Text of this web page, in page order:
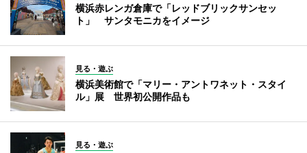
横浜赤レンガ倉庫で「レッドブリックサンセッ
ト」 サンタモニカをイメージ
見る・遊ぶ
横浜美術館で「マリー・アントワネット・スタイ
ル」展 世界初公開作品も
見る・遊ぶ